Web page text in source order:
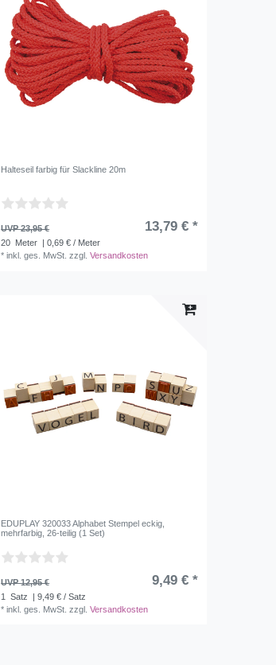
Halteseil farbig für Slackline 20m
UVP 23,95 € 13,79 € *
20 Meter
| 0,69 € / Meter
*inkl. ges. MwSt. zzgl.Versandkosten
EDUPLAY 320033 Alphabet Stempel eckig,
mehrfarbig, 26-teilig (1 Set)
UVP 12,95 € 9,49 € *
1 Satz
| 9,49 € / Satz
*inkl. ges. MwSt. zzgl.Versandkosten